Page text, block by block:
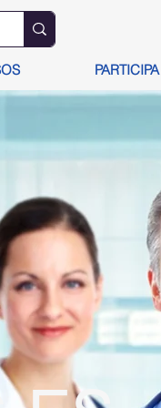
PARTICIPA